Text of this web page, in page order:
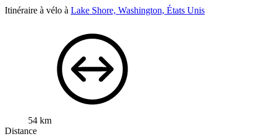
Itinéraire à vélo à Lake Shore, Washington, États Unis
54 km
Distance